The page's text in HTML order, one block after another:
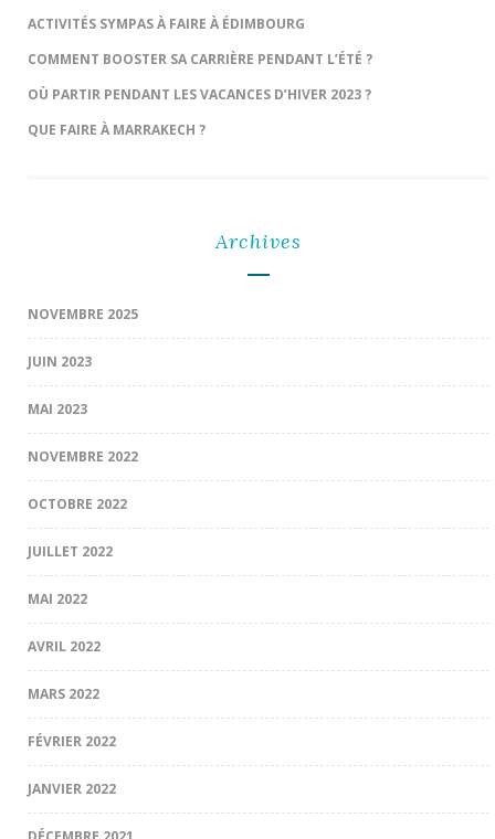
ACTIVITÉS SYMPAS À FAIRE À ÉDIMBOURG
COMMENT BOOSTER SA CARRIÈRE PENDANT L’ÉTÉ ?
OÙ PARTIR PENDANT LES VACANCES D’HIVER 2023 ?
QUE FAIRE À MARRAKECH ?
Archives
NOVEMBRE 2025
JUIN 2023
MAI 2023
NOVEMBRE 2022
OCTOBRE 2022
JUILLET 2022
MAI 2022
AVRIL 2022
MARS 2022
FÉVRIER 2022
JANVIER 2022